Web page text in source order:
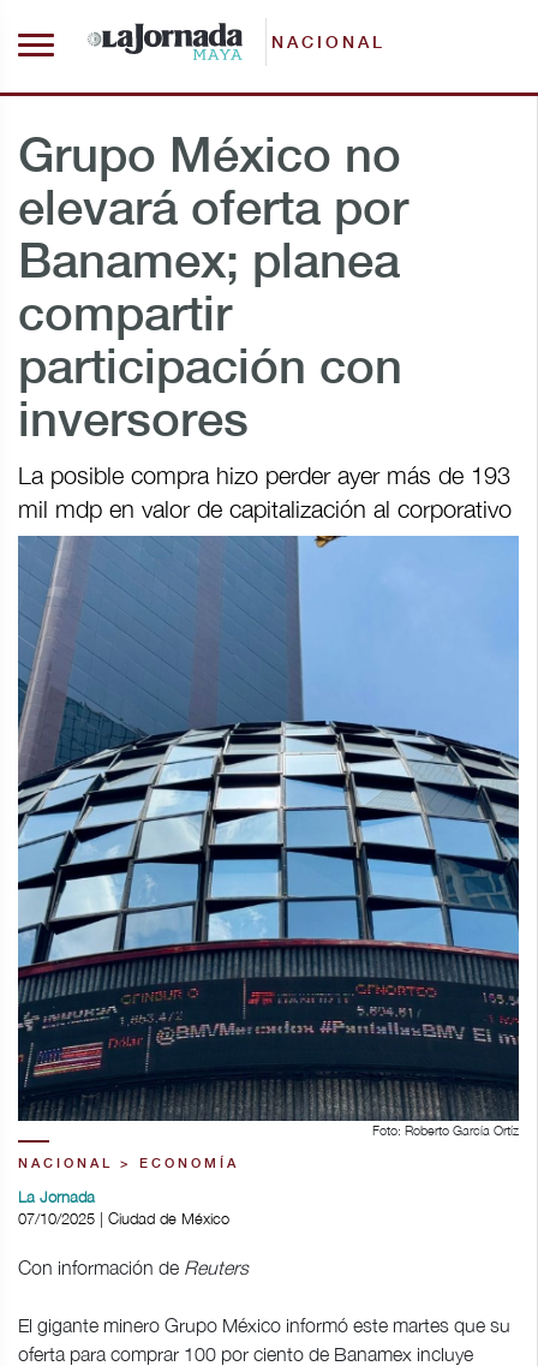
NACIONAL
Grupo México no
elevará oferta por
Banamex; planea
compartir
participación con
inversores
La posible compra hizo perder ayer más de 193
mil mdp en valor de capitalización al corporativo
Foto: Roberto García Ortíz
NACIONAL > ECONOMÍA
La Jornada
07/10/2025 | Ciudad de México
Con información de Reuters
El gigante minero Grupo México informó este martes que su
oferta para comprar 100 por ciento de Banamex incluye